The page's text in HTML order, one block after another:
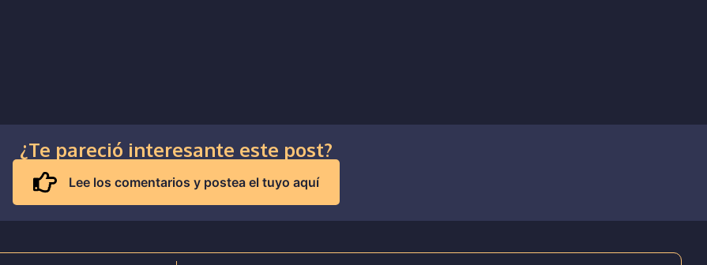
¿Te pareció interesante este post?
Lee los comentarios y postea el tuyo aquí